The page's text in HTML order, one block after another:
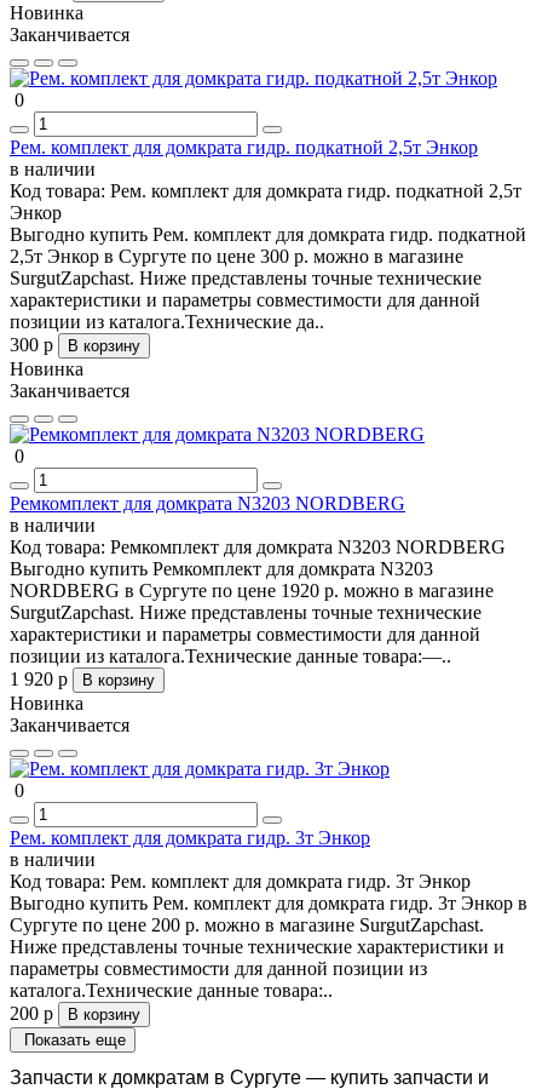
Новинка
Заканчивается
0
Рем. комплект для домкрата гидр. подкатной 2,5т Энкор
в наличии
Код товара: Рем. комплект для домкрата гидр. подкатной 2,5т
Энкор
Выгодно купить Рем. комплект для домкрата гидр. подкатной
2,5т Энкор в Сургуте по цене 300 р. можно в магазине
SurgutZapchast. Ниже представлены точные технические
характеристики и параметры совместимости для данной
позиции из каталога.Технические да..
300 р
В корзину
Новинка
Заканчивается
0
Ремкомплект для домкрата N3203 NORDBERG
в наличии
Код товара: Ремкомплект для домкрата N3203 NORDBERG
Выгодно купить Ремкомплект для домкрата N3203
NORDBERG в Сургуте по цене 1920 р. можно в магазине
SurgutZapchast. Ниже представлены точные технические
характеристики и параметры совместимости для данной
позиции из каталога.Технические данные товара:—..
1 920 р
В корзину
Новинка
Заканчивается
0
Рем. комплект для домкрата гидр. 3т Энкор
в наличии
Код товара: Рем. комплект для домкрата гидр. 3т Энкор
Выгодно купить Рем. комплект для домкрата гидр. 3т Энкор в
Сургуте по цене 200 р. можно в магазине SurgutZapchast.
Ниже представлены точные технические характеристики и
параметры совместимости для данной позиции из
каталога.Технические данные товара:..
200 р
В корзину
Показать еще
Запчасти к домкратам в Сургуте — купить запчасти и